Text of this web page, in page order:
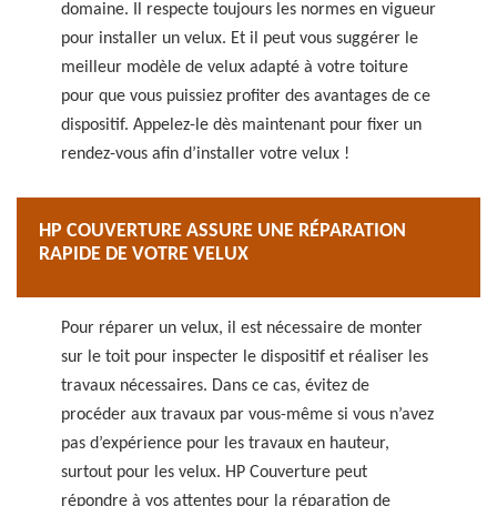
domaine. Il respecte toujours les normes en vigueur
pour installer un velux. Et il peut vous suggérer le
meilleur modèle de velux adapté à votre toiture
pour que vous puissiez profiter des avantages de ce
dispositif. Appelez-le dès maintenant pour fixer un
rendez-vous afin d’installer votre velux !
HP COUVERTURE ASSURE UNE RÉPARATION
RAPIDE DE VOTRE VELUX
Pour réparer un velux, il est nécessaire de monter
sur le toit pour inspecter le dispositif et réaliser les
travaux nécessaires. Dans ce cas, évitez de
procéder aux travaux par vous-même si vous n’avez
pas d’expérience pour les travaux en hauteur,
surtout pour les velux. HP Couverture peut
répondre à vos attentes pour la réparation de